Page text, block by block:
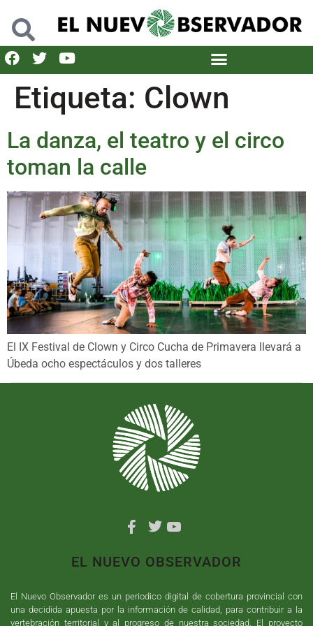
Etiqueta: Clown
La danza, el teatro y el circo
toman la calle
El IX Festival de Clown y Circo Cucha de Primavera llevará a
Úbeda ocho espectáculos y dos talleres
EL NUEVO OBSERVADOR
El Nuevo Observador es un periodico digital de cobertura provincial con
una decidida apuesta por la información de calidad, para contribuir a la
vertebración territorial y al progreso de nuestra sociedad. El proyecto